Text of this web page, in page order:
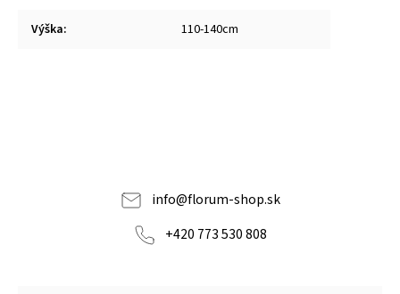
Výška: 110-140cm
info@florum-shop.sk
+420 773 530 808